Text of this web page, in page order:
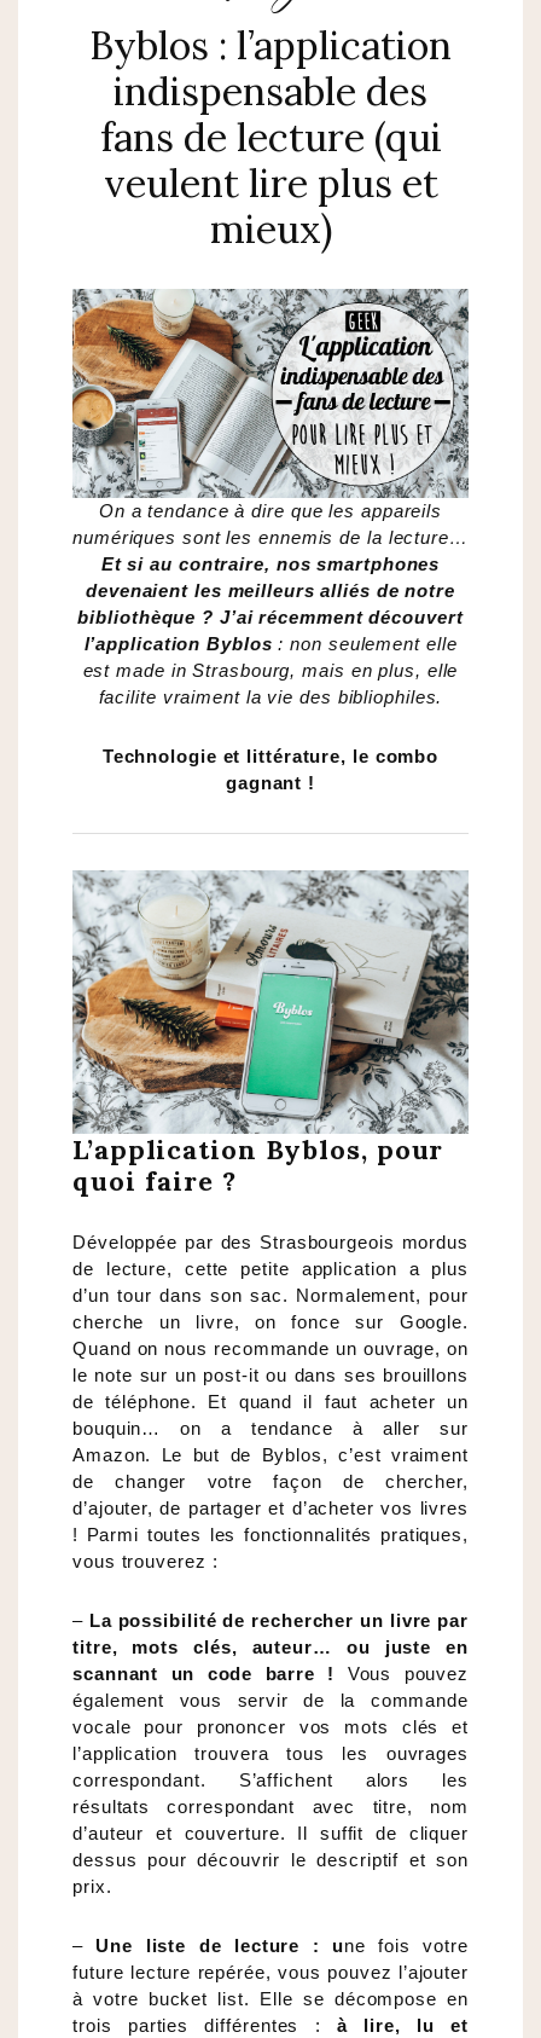
Byblos : l’application
indispensable des
fans de lecture (qui
veulent lire plus et
mieux)
On a tendance à dire que les appareils
numériques sont les ennemis de la lecture…
Et si au contraire, nos smartphones
devenaient les meilleurs alliés de notre
bibliothèque ? J’ai récemment découvert
l’application Byblos: non seulement elle
est made in Strasbourg, mais en plus, elle
facilite vraiment la vie des bibliophiles.
Technologie et littérature, le combo
gagnant !
L’application Byblos, pour
quoi faire ?
Développée par des Strasbourgeois mordus
de lecture, cette petite application a plus
d’un tour dans son sac. Normalement, pour
cherche un livre, on fonce sur Google.
Quand on nous recommande un ouvrage, on
le note sur un post-it ou dans ses brouillons
de téléphone. Et quand il faut acheter un
bouquin… on a tendance à aller sur
Amazon. Le but de Byblos, c’est vraiment
de changer votre façon de chercher,
d’ajouter, de partager et d’acheter vos livres
! Parmi toutes les fonctionnalités pratiques,
vous trouverez :
– La possibilité de rechercher un livre par
titre, mots clés, auteur… ou juste en
scannant un code barre ! Vous pouvez
également vous servir de la commande
vocale pour prononcer vos mots clés et
l’application trouvera tous les ouvrages
correspondant. S’affichent alors les
résultats correspondant avec titre, nom
d’auteur et couverture. Il suffit de cliquer
dessus pour découvrir le descriptif et son
prix.
– Une liste de lecture : une fois votre
future lecture repérée, vous pouvez l’ajouter
à votre bucket list. Elle se décompose en
trois parties différentes : à lire, lu et